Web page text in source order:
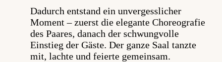
Dadurch entstand ein unvergesslicher
Moment – zuerst die elegante Choreografie
des Paares, danach der schwungvolle
Einstieg der Gäste. Der ganze Saal tanzte
mit, lachte und feierte gemeinsam.